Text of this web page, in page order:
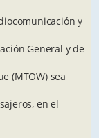
y
General y de
(MTOW) sea
en el